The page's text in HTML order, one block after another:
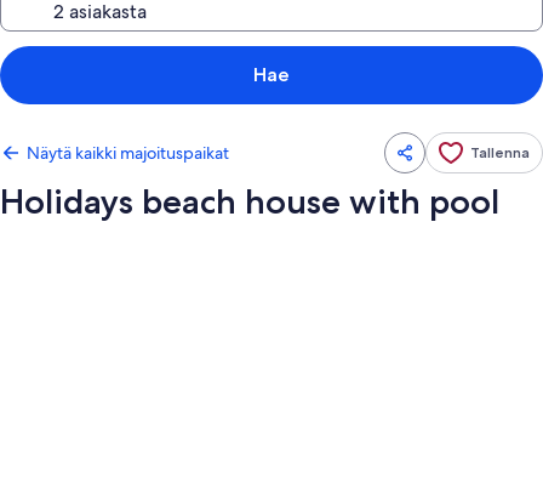
Hae
Näytä kaikki majoituspaikat Tallenna
Holidays beach house with pool